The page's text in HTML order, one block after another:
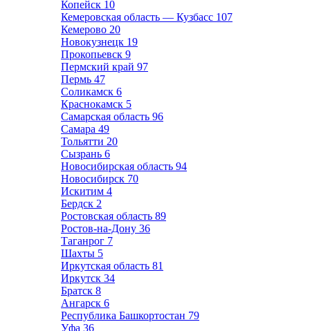
Копейск 10
Кемеровская область — Кузбасс 107
Кемерово 20
Новокузнецк 19
Прокопьевск 9
Пермский край 97
Пермь 47
Соликамск 6
Краснокамск 5
Самарская область 96
Самара 49
Тольятти 20
Сызрань 6
Новосибирская область 94
Новосибирск 70
Искитим 4
Бердск 2
Ростовская область 89
Ростов-на-Дону 36
Таганрог 7
Шахты 5
Иркутская область 81
Иркутск 34
Братск 8
Ангарск 6
Республика Башкортостан 79
Уфа 36